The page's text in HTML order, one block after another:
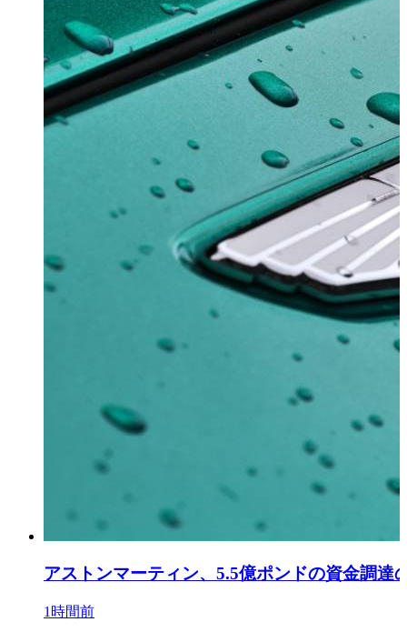
アストンマーティン、5.5億ポンドの資金調達
1時間前